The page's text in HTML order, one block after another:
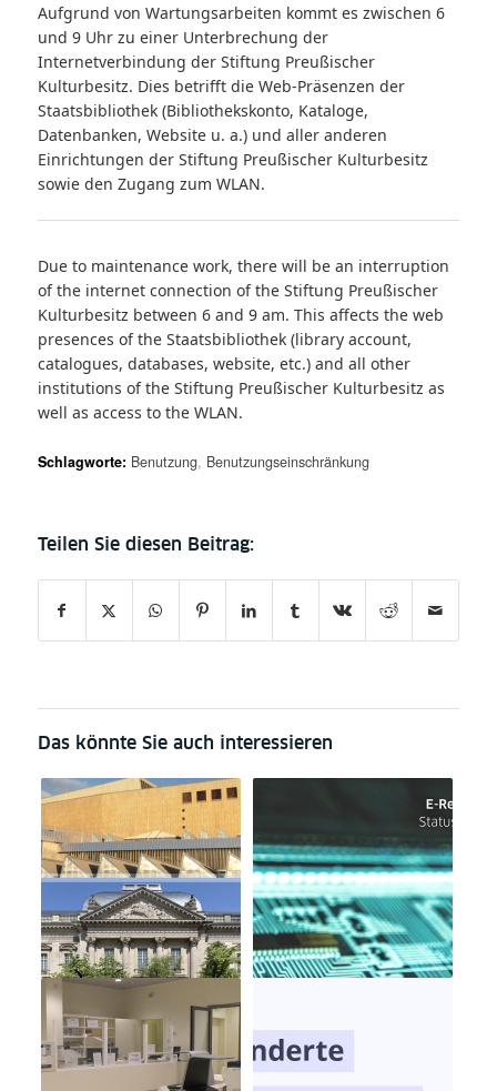
Aufgrund von Wartungsarbeiten kommt es zwischen 6
und 9 Uhr zu einer Unterbrechung der
Internetverbindung der Stiftung Preußischer
Kulturbesitz. Dies betrifft die Web-Präsenzen der
Staatsbibliothek (Bibliothekskonto, Kataloge,
Datenbanken, Website u. a.) und aller anderen
Einrichtungen der Stiftung Preußischer Kulturbesitz
sowie den Zugang zum WLAN.
Due to maintenance work, there will be an interruption
of the internet connection of the Stiftung Preußischer
Kulturbesitz between 6 and 9 am. This affects the web
presences of the Staatsbibliothek (library account,
catalogues, databases, website, etc.) and all other
institutions of the Stiftung Preußischer Kulturbesitz as
well as access to the WLAN.
Schlagworte: Benutzung, Benutzungseinschränkung
Das könnte Sie auch interessieren